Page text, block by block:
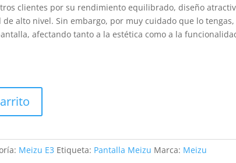
clientes por su rendimiento equilibrado, diseño
alto nivel. Sin embargo, por muy cuidado que lo
afectando tanto a la estética como a la
Meizu E3 Etiqueta: Pantalla Meizu Marca: Meizu